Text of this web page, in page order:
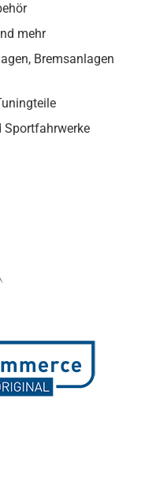
mehr
Bremsanlagen
Sportfahrwerke